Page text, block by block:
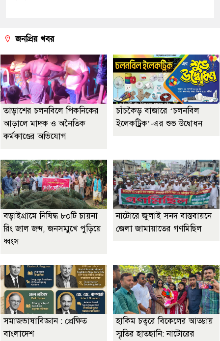
জনপ্রিয় খবর
তাড়াশের চলনবিলে পিকনিকের
আড়ালে মাদক ও অনৈতিক
কর্মকাণ্ডের অভিযোগ
চাঁচকৈড় বাজারে ‘চলনবিল
ইলেকট্রিক’-এর শুভ উদ্বোধন
বড়াইগ্রামে নিষিদ্ধ ৮০টি চায়না
রিং জাল জব্দ, জনসম্মুখে পুড়িয়ে
ধ্বংস
নাটোরে জুলাই সনদ বাস্তবায়নে
জেলা জামায়াতের গণমিছিল
সমাজভাষাবিজ্ঞান : প্রেক্ষিত
বাংলাদেশ
হাকিম চত্বরে বিকেলের আড্ডায়
স্মৃতির হাতছানি: নাটোরের